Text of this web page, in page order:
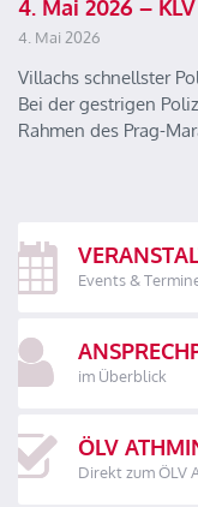
4. Mai 2026 –
4. Mai 2026
Villachs schnellster
Bei der gestrigen
Rahmen des Prag-
Events &
im Überblick
ÖLV
Direkt zum ÖLV